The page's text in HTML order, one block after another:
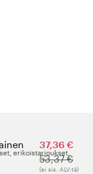
37,36 €
53,37 €
(ei sis. ALV:tä)
erikoistarjoukset,